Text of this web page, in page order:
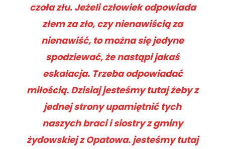
czoła złu. Jeżeli człowiek odpowiada
złem za zło, czy nienawiścią za
nienawiść, to można się jedyne
spodziewać, że nastąpi jakaś
eskalacja. Trzeba odpowiadać
miłością. Dzisiaj jesteśmy tutaj żeby z
jednej strony upamiętnić tych
naszych braci i siostry z gminy
żydowskiej z Opatowa. jesteśmy tutaj